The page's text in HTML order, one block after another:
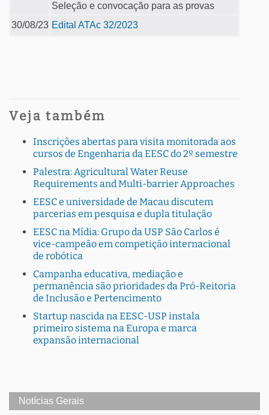
Seleção e convocação para as provas
30/08/23 Edital ATAc 32/2023
Veja também
Inscrições abertas para visita monitorada aos
cursos de Engenharia da EESC do 2º semestre
Palestra: Agricultural Water Reuse
Requirements and Multi-barrier Approaches
EESC e universidade de Macau discutem
parcerias em pesquisa e dupla titulação
EESC na Mídia: Grupo da USP São Carlos é
vice-campeão em competição internacional
de robótica
Campanha educativa, mediação e
permanência são prioridades da Pró-Reitoria
de Inclusão e Pertencimento
Startup nascida na EESC-USP instala
primeiro sistema na Europa e marca
expansão internacional
Notícias Gerais